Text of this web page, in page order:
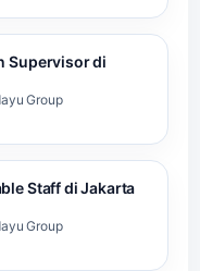
Supervisor di
Group
Staff di Jakarta
Group